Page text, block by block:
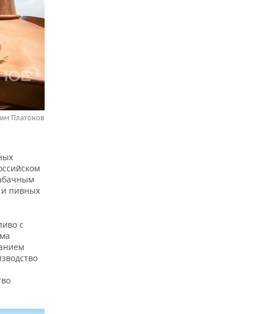
Платонов
и пивных
с